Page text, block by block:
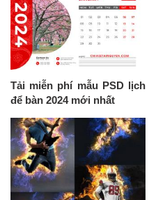
Tải miễn phí mẫu PSD lịch
để bàn 2024 mới nhất